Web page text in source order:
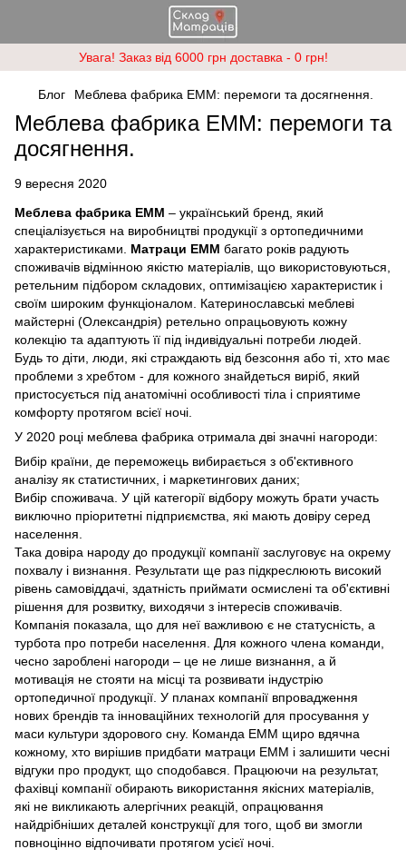
Увага! Заказ від 6000 грн доставка - 0 грн!
Блог Меблева фабрика ЕММ: перемоги та досягнення.
Меблева фабрика ЕММ: перемоги та
досягнення.
9 вересня 2020
Меблева фабрика ЕММ – український бренд, який
спеціалізується на виробництві продукції з ортопедичними
характеристиками. Матраци ЕММ багато років радують
споживачів відмінною якістю матеріалів, що використовуються,
ретельним підбором складових, оптимізацією характеристик і
своїм широким функціоналом. Катеринославські меблеві
майстерні (Олександрія) ретельно опрацьовують кожну
колекцію та адаптують її під індивідуальні потреби людей.
Будь то діти, люди, які страждають від безсоння або ті, хто має
проблеми з хребтом - для кожного знайдеться виріб, який
пристосується під анатомічні особливості тіла і сприятиме
комфорту протягом всієї ночі.
У 2020 році меблева фабрика отримала дві значні нагороди:
Вибір країни, де переможець вибирається з об'єктивного
аналізу як статистичних, і маркетингових даних;
Вибір споживача. У цій категорії відбору можуть брати участь
виключно пріоритетні підприємства, які мають довіру серед
населення.
Така довіра народу до продукції компанії заслуговує на окрему
похвалу і визнання. Результати ще раз підкреслюють високий
рівень самовіддачі, здатність приймати осмислені та об'єктивні
рішення для розвитку, виходячи з інтересів споживачів.
Компанія показала, що для неї важливою є не статусність, а
турбота про потреби населення. Для кожного члена команди,
чесно зароблені нагороди – це не лише визнання, а й
мотивація не стояти на місці та розвивати індустрію
ортопедичної продукції. У планах компанії впровадження
нових брендів та інноваційних технологій для просування у
маси культури здорового сну. Команда ЕММ щиро вдячна
кожному, хто вирішив придбати матраци ЕММ і залишити чесні
відгуки про продукт, що сподобався. Працюючи на результат,
фахівці компанії обирають використання якісних матеріалів,
які не викликають алергічних реакцій, опрацювання
найдрібніших деталей конструкції для того, щоб ви змогли
повноцінно відпочивати протягом усієї ночі.